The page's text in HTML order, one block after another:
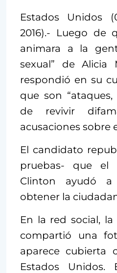
Estados Unidos
2016).- Luego de
animara a la
sexual” de Alicia
respondió en su
que son
de revivir
acusaciones sobre
El candidato
pruebas- que el
Clinton ayudó
obtener la
En la red social, la
compartió una
aparece cubierta
Estados Unidos.